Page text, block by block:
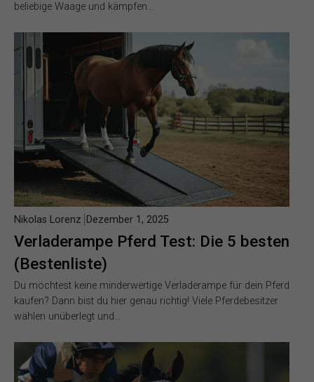
beliebige Waage und kämpfen…
Verladerampe Pferd Test: Die 5 besten
(Bestenliste)
Nikolas Lorenz Dezember 1, 2025
Du möchtest keine minderwertige Verladerampe für dein Pferd
kaufen? Dann bist du hier genau richtig! Viele Pferdebesitzer
wählen unüberlegt und…